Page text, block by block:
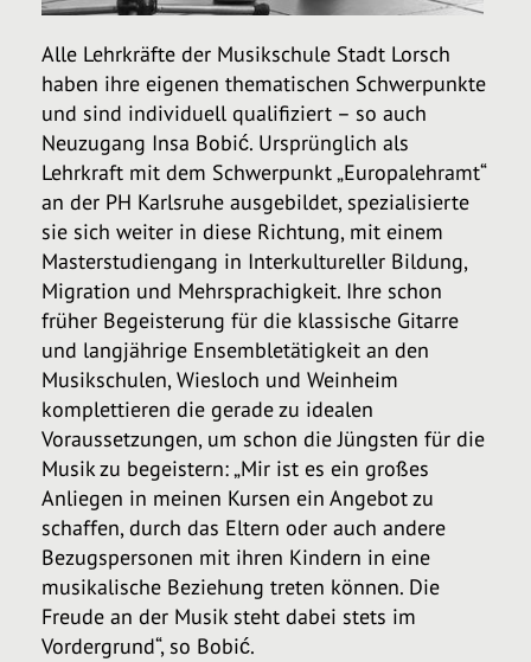
Alle Lehrkräfte der Musikschule Stadt Lorsch
haben ihre eigenen thematischen Schwerpunkte
und sind individuell qualifiziert – so auch
Neuzugang Insa Bobić. Ursprünglich als
Lehrkraft mit dem Schwerpunkt „Europalehramt“
an der PH Karlsruhe ausgebildet, spezialisierte
sie sich weiter in diese Richtung, mit einem
Masterstudiengang in Interkultureller Bildung,
Migration und Mehrsprachigkeit. Ihre schon
früher Begeisterung für die klassische Gitarre
und langjährige Ensembletätigkeit an den
Musikschulen, Wiesloch und Weinheim
komplettieren die gerade zu idealen
Voraussetzungen, um schon die Jüngsten für die
Musik zu begeistern: „Mir ist es ein großes
Anliegen in meinen Kursen ein Angebot zu
schaffen, durch das Eltern oder auch andere
Bezugspersonen mit ihren Kindern in eine
musikalische Beziehung treten können. Die
Freude an der Musik steht dabei stets im
Vordergrund“, so Bobić.